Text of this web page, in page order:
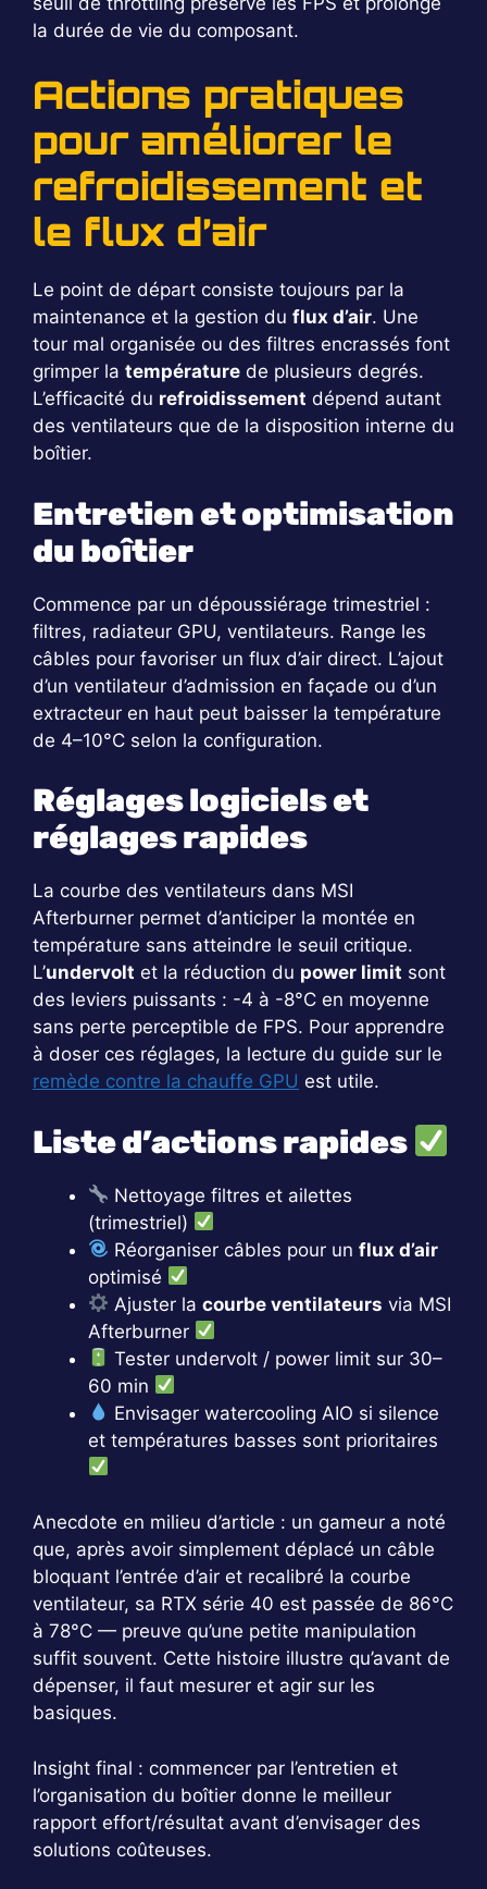
la durée de vie du composant.
Actions pratiques
pour améliorer le
refroidissement et
le flux d’air
Le point de départ consiste toujours par la
maintenance et la gestion du flux d’air. Une
tour mal organisée ou des filtres encrassés font
grimper la température de plusieurs degrés.
L’efficacité du refroidissement dépend autant
des ventilateurs que de la disposition interne du
boîtier.
Entretien et optimisation
du boîtier
Commence par un dépoussiérage trimestriel :
filtres, radiateur GPU, ventilateurs. Range les
câbles pour favoriser un flux d’air direct. L’ajout
d’un ventilateur d’admission en façade ou d’un
extracteur en haut peut baisser la température
de 4–10°C selon la configuration.
Réglages logiciels et
réglages rapides
La courbe des ventilateurs dans MSI
Afterburner permet d’anticiper la montée en
température sans atteindre le seuil critique.
L’undervolt et la réduction du power limit sont
des leviers puissants : -4 à -8°C en moyenne
sans perte perceptible de FPS. Pour apprendre
à doser ces réglages, la lecture du guide sur le
remède contre la chauffe GPU est utile.
Liste d’actions rapides
Nettoyage filtres et ailettes
(trimestriel)
Réorganiser câbles pour unflux d’air
optimisé
Ajuster lacourbe ventilateurs via MSI
Afterburner
Tester undervolt / power limit sur 30–
60 min
Envisager watercooling AIO si silence
et températures basses sont prioritaires
Anecdote en milieu d’article : un gameur a noté
que, après avoir simplement déplacé un câble
bloquant l’entrée d’air et recalibré la courbe
ventilateur, sa RTX série 40 est passée de 86°C
à 78°C — preuve qu’une petite manipulation
suffit souvent. Cette histoire illustre qu’avant de
dépenser, il faut mesurer et agir sur les
basiques.
Insight final : commencer par l’entretien et
l’organisation du boîtier donne le meilleur
rapport effort/résultat avant d’envisager des
solutions coûteuses.